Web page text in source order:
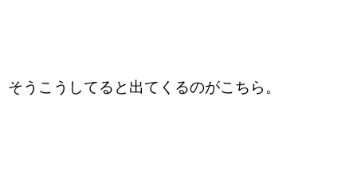
そうこうしてると出てくるのがこちら。